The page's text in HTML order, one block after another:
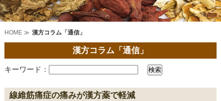
HOME≫ 漢方コラム「通信」
漢方コラム「通信」
キーワード：
線維筋痛症の痛みが漢方薬で軽減